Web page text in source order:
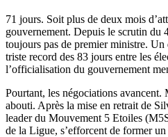
71 jours. Soit plus de deux mois
gouvernement. Depuis le scrutin du
toujours pas de premier ministre.
triste record des 83 jours entre les
l’officialisation du gouvernement
Pourtant, les négociations avancent.
abouti. Après la mise en retrait de
leader du Mouvement 5 Etoiles
de la Ligue, s’efforcent de former